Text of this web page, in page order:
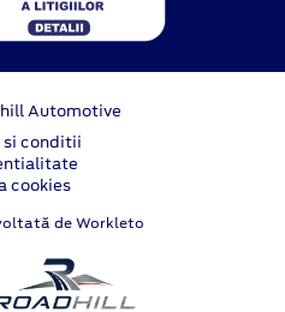
Automotive
si conditii
cookies
de Workleto